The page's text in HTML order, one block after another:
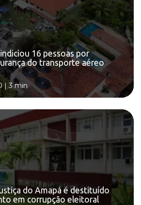
16 pessoas por
do transporte aéreo
|3 min
do Amapá é destituído
em corrupção eleitoral